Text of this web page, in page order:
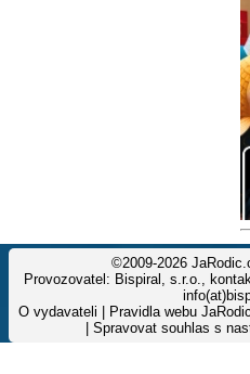
©2009-2026
Provozovatel: Bispiral, s.r.o.,
O vydavateli
Pravidla webu
Spravovat souhlas s